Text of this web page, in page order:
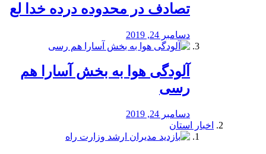
تصادف در محدوده درده خدا لع
دسامبر 24, 2019
آلودگی هوا به بخش آسارا هم
رسی
دسامبر 24, 2019
اخبار استان